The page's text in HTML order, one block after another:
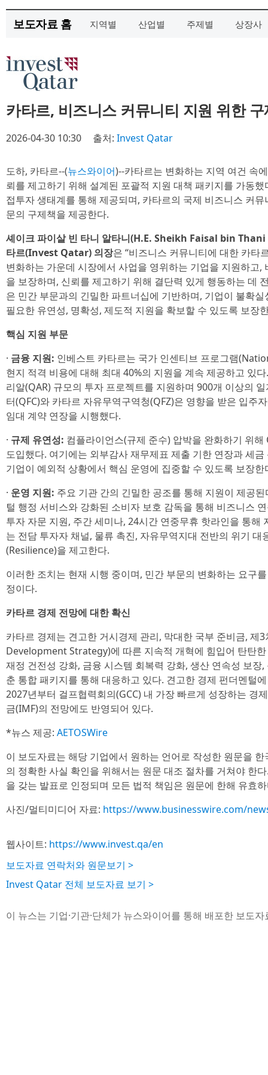
보도자료 홈 지역별 산업별 주제별 상장사
카타르, 비즈니스 커뮤니티 지원 위한
2026-04-30 10:30 출처: Invest Qatar
도하, 카타르--(뉴스와이어)--카타르는 변화하는 지역 여건 속
뢰를 제고하기 위해 설계된 포괄적 지원 대책 패키지를 가동
접투자 생태계를 통해 제공되며, 카타르의 국제 비즈니스 커
문의 구제책을 제공한다.
셰이크 파이살 빈 타니 알타니(H.E. Sheikh Faisal bin
타르(Invest Qatar) 의장은 “비즈니스 커뮤니티에 대한 카타
변화하는 가운데 시장에서 사업을 영위하는 기업을 지원하
을 보장하며, 신뢰를 제고하기 위해 결단력 있게 행동하는 데
은 민간 부문과의 긴밀한 파트너십에 기반하며, 기업이 불확
필요한 유연성, 명확성, 제도적 지원을 확보할 수 있도록 보장
핵심 지원 부문
· 금융 지원: 인베스트 카타르는 국가 인센티브 프로그램
현지 적격 비용에 대해 최대 40%의 지원을 계속 제공하고 있
리알(QAR) 규모의 투자 프로젝트를 지원하며 900개 이상의
터(QFC)와 카타르 자유무역구역청(QFZ)은 영향을 받은 입주
임대 계약 연장을 시행했다.
· 규제 유연성: 컴플라이언스(규제 준수) 압박을 완화하기 위
도입했다. 여기에는 외부감사 재무제표 제출 기한 연장과 세
기업이 예외적 상황에서 핵심 운영에 집중할 수 있도록 보장한
· 운영 지원: 주요 기관 간의 긴밀한 공조를 통해 지원이 제공
털 행정 서비스와 강화된 소비자 보호 감독을 통해 비즈니스
투자 자문 지원, 주간 세미나, 24시간 연중무휴 핫라인을 통해
는 전담 투자자 채널, 물류 촉진, 자유무역지대 전반의 위기 대
(Resilience)을 제고한다.
이러한 조치는 현재 시행 중이며, 민간 부문의 변화하는 요구
정이다.
카타르 경제 전망에 대한 확신
카타르 경제는 견고한 거시경제 관리, 막대한 국부 준비금,
Development Strategy)에 따른 지속적 개혁에 힘입어 탄탄
재정 건전성 강화, 금융 시스템 회복력 강화, 생산 연속성 보장
춘 통합 패키지를 통해 대응하고 있다. 견고한 경제 펀더멘털
2027년부터 걸프협력회의(GCC) 내 가장 빠르게 성장하는 경
금(IMF)의 전망에도 반영되어 있다.
*뉴스 제공: AETOSWire
이 보도자료는 해당 기업에서 원하는 언어로 작성한 원문을
의 정확한 사실 확인을 위해서는 원문 대조 절차를 거쳐야 한
을 갖는 발표로 인정되며 모든 법적 책임은 원문에 한해 유효
사진/멀티미디어 자료: https://www.businesswire.com/
웹사이트: https://www.invest.qa/en
보도자료 연락처와 원문보기 >
Invest Qatar 전체 보도자료 보기 >
이 뉴스는 기업·기관·단체가 뉴스와이어를 통해 배포한 보도